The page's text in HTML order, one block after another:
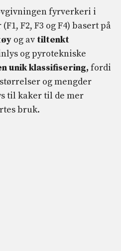
fyrverkeri i
F2, F3 og F4) basert på
og av tiltenkt
og pyrotekniske
unik klassifisering, fordi
og mengder
til kaker til de mer
bruk.